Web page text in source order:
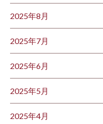
2025年8月
2025年7月
2025年6月
2025年5月
2025年4月